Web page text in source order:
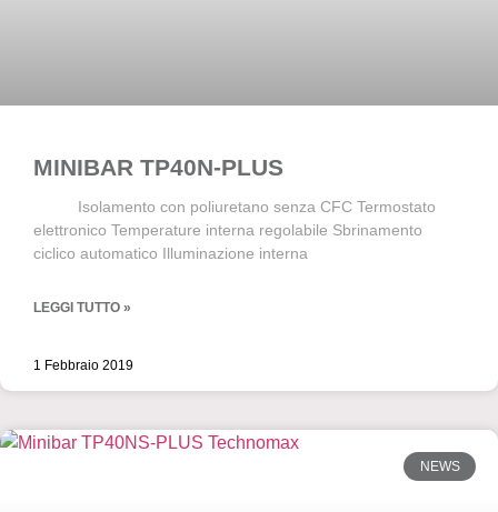
MINIBAR TP40N-PLUS
Isolamento con poliuretano senza CFC Termostato
elettronico Temperature interna regolabile Sbrinamento
ciclico automatico Illuminazione interna
LEGGI TUTTO »
1 Febbraio 2019
NEWS